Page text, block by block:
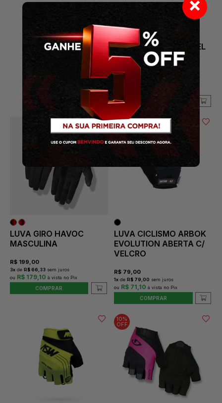
LUVA GIRO LA DND GEL
FEMININA FECHADA
R$ 179,00
sem juros
COMPRAR
LUVA GIRO HAVOC
MASCULINA
R$ 199,00
3x de R$ 66,33 sem juros
R$ 179,10
COMPRAR
LUVA CICLISMO ARBOK
EVOLUTION ABERTA C/
VELCRO
R$ 79,00
1x de R$ 79,00 sem juros
R$ 71,10
COMPRAR
10%
OFF